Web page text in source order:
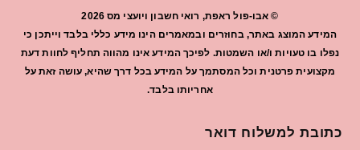
© אבו-פול ראפת, רואי חשבון ויועצי מס2026
המידע המוצג באתר, בחוזרים ובמאמרים הינו מידע כללי בלבד וייתכן כי
נפלו בו טעויות ו/או השמטות. לפיכך המידע אינו מהווה תחליף לחוות דעת
מקצועית פרטנית וכל המסתמך על המידע בכל דרך שהיא, עושה זאת על
אחריותו בלבד.
כתובת למשלוח דואר